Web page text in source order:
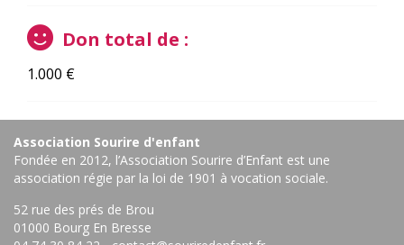
Don total de :
1.000 €
Association Sourire d'enfant
Fondée en 2012, l’Association Sourire d’Enfant est une
association régie par la loi de 1901 à vocation sociale.
52 rue des prés de Brou
01000 Bourg En Bresse ‎